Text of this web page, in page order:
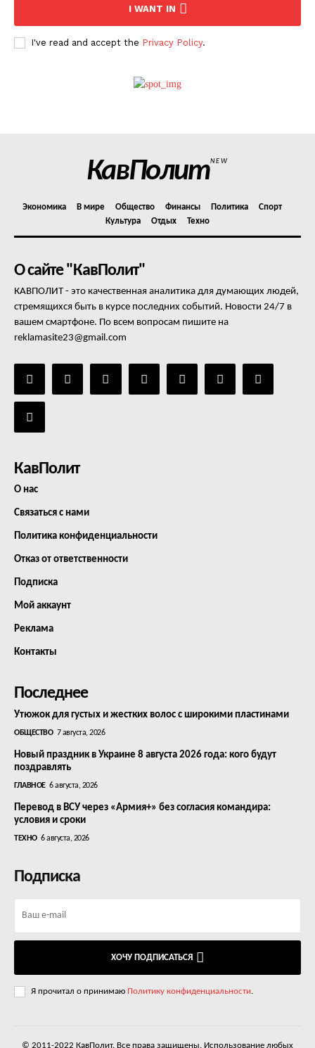
О нас
Политика конфиденциальности
I WANT IN
I've read and accept the Privacy Policy.
КавПолитNEW
Экономика В мире Общество Финансы Политика
Спорт
Культура
Отдых Техно
О сайте "КавПолит"
КАВПОЛИТ - это качественная аналитика для думающих людей,
стремящихся быть в курсе последних событий. Новости 24/7 в
вашем смартфоне. По всем вопросам пишите на
reklamasite23@gmail.com
КавПолит
О нас
Связаться с нами
Политика конфиденциальности
Отказ от ответственности
Подписка
Мой аккаунт
Реклама
Контакты
Последнее
Утюжок для густых и жестких волос с широкими пластинами
ОБЩЕСТВО 7 августа, 2026
Новый праздник в Украине 8 августа 2026 года: кого будут
поздравлять
ГЛАВНОЕ 6 августа, 2026
Перевод в ВСУ через «Армия+» без согласия командира:
условия и сроки
ТЕХНО 6 августа, 2026
Подписка
ХОЧУ ПОДПИСАТЬСЯ
Я прочитал о принимаю Политику конфиденциальности.
© 2011-2022 КавПолит. Все права защищены. Использование любых